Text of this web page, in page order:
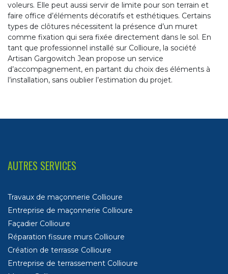
voleurs. Elle peut aussi servir de limite pour son terrain et
faire office d’éléments décoratifs et esthétiques. Certains
types de clôtures nécessitent la présence d’un muret
comme fixation qui sera fixée directement dans le sol. En
tant que professionnel installé sur Collioure, la société
Artisan Gargowitch Jean propose un service
d’accompagnement, en partant du choix des éléments à
l’installation, sans oublier l’estimation du projet.
AUTRES SERVICES
Travaux de maçonnerie Collioure
Entreprise de maçonnerie Collioure
Façadier Collioure
Réparation fissure murs Collioure
Création de terrasse Collioure
Entreprise de terrassement Collioure